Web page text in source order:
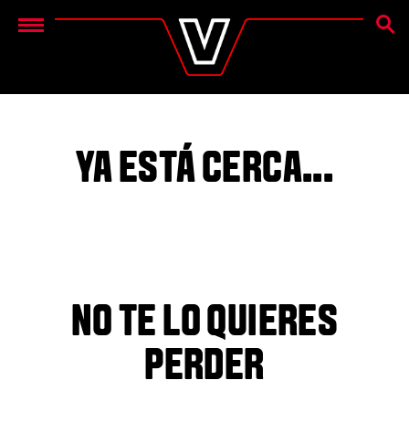
Menu
YA ESTÁ CERCA...
NO TE LO QUIERES
PERDER